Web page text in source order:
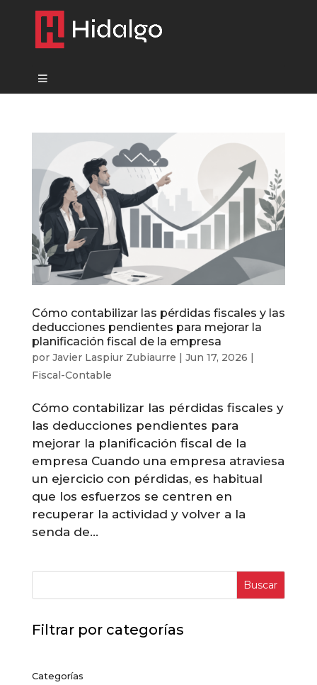
Cómo contabilizar las pérdidas fiscales y las
deducciones pendientes para mejorar la
planificación fiscal de la empresa
por Javier Laspiur Zubiaurre | Jun 17, 2026 |
Fiscal-Contable
Cómo contabilizar las pérdidas fiscales y
las deducciones pendientes para
mejorar la planificación fiscal de la
empresa Cuando una empresa atraviesa
un ejercicio con pérdidas, es habitual
que los esfuerzos se centren en
recuperar la actividad y volver a la
senda de...
Buscar
Filtrar por categorías
Categorías